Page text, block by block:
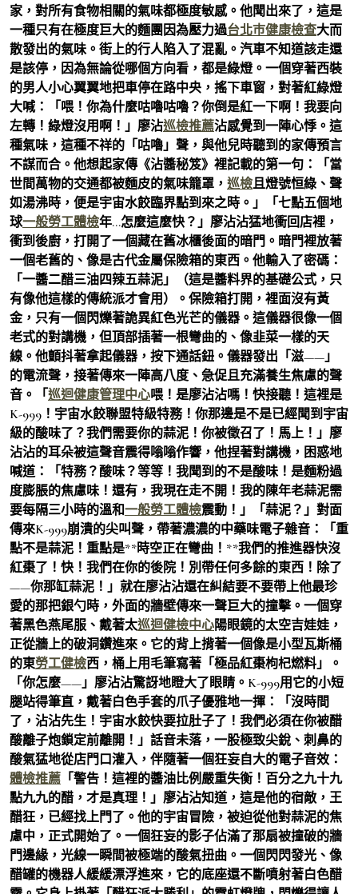
家，對所有食物相關的氣味都極度敏感。他聞出來了，這是
一種只有在極度巨大的麵團因為壓力過台北巿健康檢查大而
散發出的氣味。街上的行人陷入了混亂。汽車不知道該走還
是該停，因為無論從哪個方向看，都是綠燈。一個穿著西裝
的男人小心翼翼地把車停在路中央，搖下車窗，對著紅綠燈
大喊：「喂！你為什麼咕嚕咕嚕？你倒是紅一下啊！我要向
左轉！綠燈沒用啊！」廖沾巡檢推薦沾感覺到一陣心悸。這
種氣味，這種不祥的「咕嚕」聲，與他兒時聽到的家傳預言
不謀而合。他想起家傳《沾醬秘笈》裡記載的第一句：「當
世間萬物的交通都被麵皮的氣味籠罩， 巡檢且燈號恒綠、聲
如湯沸時，便是宇宙水餃臨界點到來之時。」「七點五個地
球一般勞工體檢年…怎麼這麼快？」廖沾沾猛地衝回店裡，
衝到後廚，打開了一個藏在舊冰櫃後面的暗門。暗門裡放著
一個老舊的、像是古代金屬保險箱的東西。他輸入了密碼：
「一醬二醋三油四辣五蒜泥」（這是醬料界的基礎公式，只
有像他這樣的傳統派才會用）。保險箱打開，裡面沒有黃
金，只有一個閃爍著詭異紅色光芒的儀器。這儀器很像一個
老式的對講機，但頂部插著一根彎曲的、像韭菜一樣的天
線。他顫抖著拿起儀器，按下通話鈕。儀器發出「滋——」
的電流聲，接著傳來一陣高八度、急促且充滿養生焦慮的聲
音。「巡迴健康管理中心喂！是廖沾沾嗎！快接聽！這裡是
K-999！宇宙水餃聯盟特級特務！你那邊是不是已經聞到宇宙
級的酸味了？我們需要你的蒜泥！你被徵召了！馬上！」廖
沾沾的耳朵被這聲音震得嗡嗡作響，他捏著對講機，困惑地
喊道：「特務？酸味？等等！我聞到的不是酸味！是麵粉過
度膨脹的焦慮味！還有，我現在走不開！我的陳年老蒜泥需
要每隔三小時的溫和一般勞工體檢震動！」「蒜泥？」對面
傳來K-999崩潰的尖叫聲，帶著濃濃的中藥味電子雜音：「重
點不是蒜泥！重點是**時空正在彎曲！**我們的推進器快沒
紅棗了！快！我們在你的後院！別帶任何多餘的東西！除了
——你那缸蒜泥！」就在廖沾沾還在糾結要不要帶上他最珍
愛的那把銀勺時，外面的牆壁傳來一聲巨大的撞擊。一個穿
著黑色燕尾服、戴著太巡迴健檢中心陽眼鏡的太空吉娃娃，
正從牆上的破洞鑽進來。它的背上揹著一個像是小型瓦斯桶
的東勞工健檢西，桶上用毛筆寫著「極品紅棗枸杞燃料」。
「你怎麼——」廖沾沾驚訝地瞪大了眼睛。K-999用它的小短
腿站得筆直，戴著白色手套的爪子優雅地一揮：「沒時間
了，沾沾先生！宇宙水餃快要拉肚子了！我們必須在你被醋
酸離子炮鎖定前離開！」話音未落，一股極致尖銳、刺鼻的
酸氣猛地從店門口灌入，伴隨著一個狂妄自大的電子音效：
體檢推薦 「警告！這裡的醬油比例嚴重失衡！百分之九十九
點九九的醋，才是真理！」廖沾沾知道，這是他的宿敵，王
醋狂，已經找上門了。他的宇宙冒險，被迫從他對蒜泥的焦
慮中，正式開始了。一個狂妄的影子佔滿了那扇被撞破的牆
門邊緣，光線一瞬間被極端的酸氣扭曲。一個閃閃發光、像
醋罐的機器人緩緩漂浮進來，它的底座還不斷噴射著白色醋